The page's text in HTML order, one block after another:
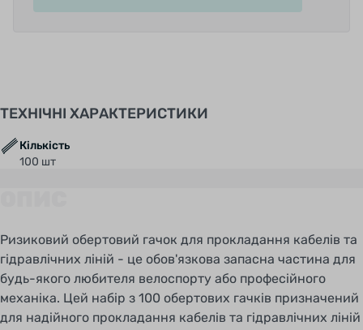
ТЕХНІЧНІ ХАРАКТЕРИСТИКИ
Кількість
100 шт
Ризиковий обертовий гачок для прокладання кабелів та
гідравлічних ліній - це обов'язкова запасна частина для
будь-якого любителя велоспорту або професійного
механіка. Цей набір з 100 обертових гачків призначений
для надійного прокладання кабелів та гідравлічних ліній